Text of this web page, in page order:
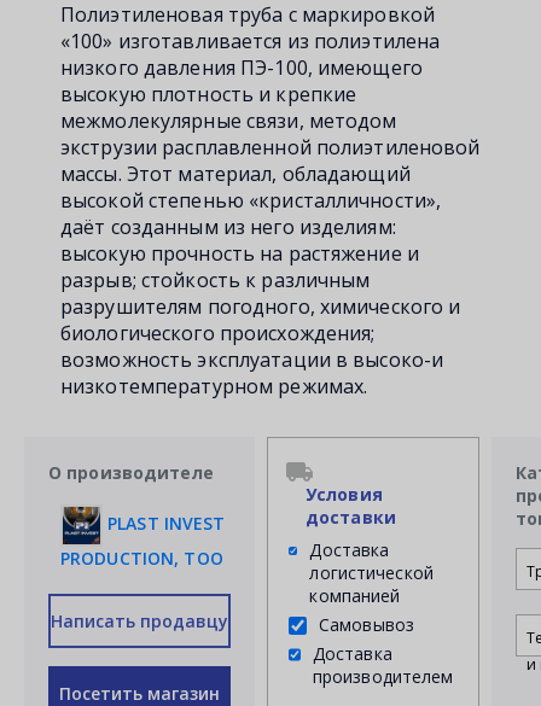
Полиэтиленовая труба с маркировкой
«100» изготавливается из полиэтилена
низкого давления ПЭ-100, имеющего
высокую плотность и крепкие
межмолекулярные связи, методом
экструзии расплавленной полиэтиленовой
массы. Этот материал, обладающий
высокой степенью «кристалличности»,
даёт созданным из него изделиям:
высокую прочность на растяжение и
разрыв; стойкость к различным
разрушителям погодного, химического и
биологического происхождения;
возможность эксплуатации в высоко-и
низкотемпературном режимах.
О производителе
PLAST INVEST
PRODUCTION, ТОО
Написать продавцу
Посетить магазин
Условия
доставки
Доставка
логистической
компанией
Самовывоз
Доставка
производителем
и